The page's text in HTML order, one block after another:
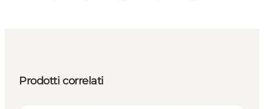
Prodotti correlati